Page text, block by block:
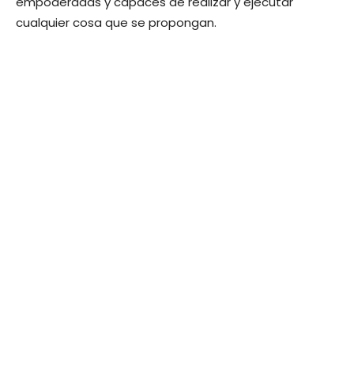
cualquier cosa que se propongan.